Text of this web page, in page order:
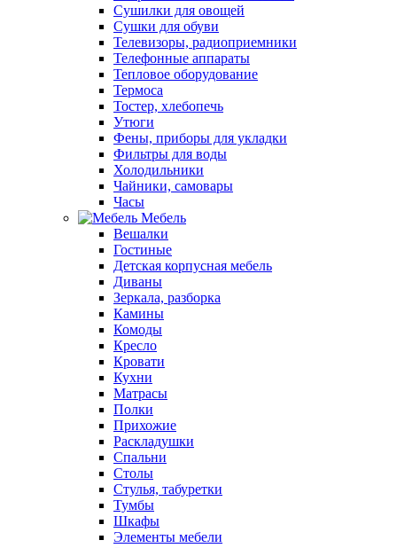
Сушилки для овощей
Сушки для обуви
Телевизоры, радиоприемники
Телефонные аппараты
Тепловое оборудование
Термоса
Тостер, хлебопечь
Утюги
Фены, приборы для укладки
Фильтры для воды
Холодильники
Чайники, самовары
Часы
Мебель
Вешалки
Гостиные
Детская корпусная мебель
Диваны
Зеркала, разборка
Камины
Комоды
Кресло
Кровати
Кухни
Матрасы
Полки
Прихожие
Раскладушки
Спальни
Столы
Стулья, табуретки
Тумбы
Шкафы
Элементы мебели